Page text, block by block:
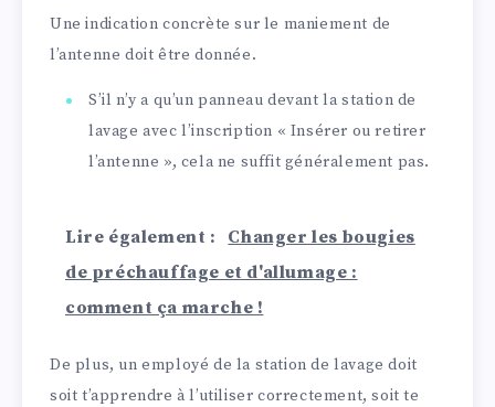
Une indication concrète sur le maniement de
l’antenne doit être donnée.
S’il n’y a qu’un panneau devant la station de
lavage avec l’inscription « Insérer ou retirer
l’antenne », cela ne suffit généralement pas.
Lire également :
Changer les bougies
de préchauffage et d'allumage :
comment ça marche !
De plus, un employé de la station de lavage doit
soit t’apprendre à l’utiliser correctement, soit te